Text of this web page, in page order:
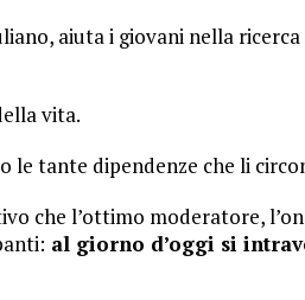
aiuta i giovani nella
vita.
le tante dipendenze che li
che l’ottimo moderatore,
al giorno d’oggi si